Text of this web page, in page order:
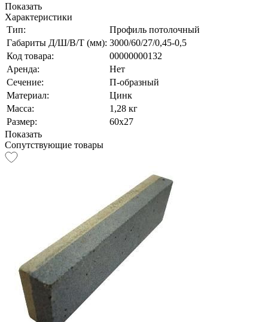
Показать
Характеристики
Тип:
Профиль потолочный
Габариты Д/Ш/В/Т (мм): 3000/60/27/0,45-0,5
Код товара:
00000000132
Аренда:
Нет
Сечение:
П-образный
Материал:
Цинк
Масса:
1,28 кг
Размер:
60х27
Показать
Сопутствующие товары